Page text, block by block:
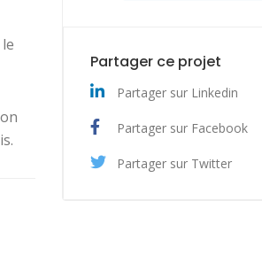
Partager ce projet
Partager sur Linkedin
Partager sur Facebook
Partager sur Twitter